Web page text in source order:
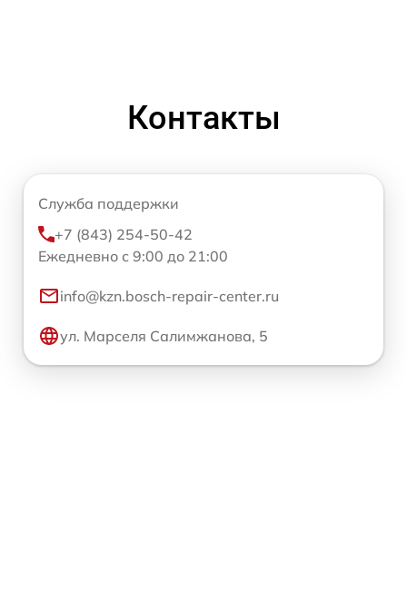
Контакты
Служба поддержки
+7 (843) 254-50-42
Ежедневно с 9:00 до 21:00
info@kzn.bosch-repair-center.ru
ул. Марселя Салимжанова, 5